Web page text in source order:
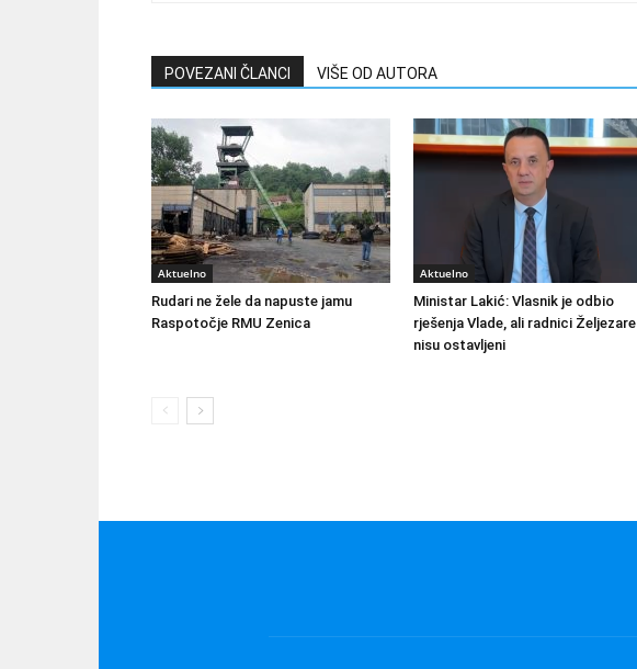
POVEZANI ČLANCI VIŠE OD AUTORA
Aktuelno
Rudari ne žele da napuste jamu
Raspotočje RMU Zenica
Aktuelno
Ministar Lakić: Vlasnik je odbio
rješenja Vlade, ali radnici Željezare
nisu ostavljeni